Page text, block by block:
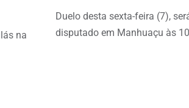
na
Duelo desta sexta-feira (7),
disputado em Manhuaçu às